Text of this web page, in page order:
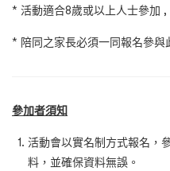
* 活動適合8歲或以上人士參加
* 陪同之家長必須一同報名參與
參加者須知
活動會以實名制方式報名，
料，並確保資料無誤。